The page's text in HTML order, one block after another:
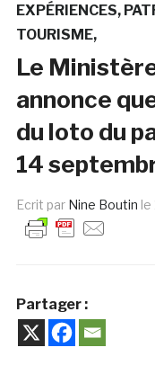
EXPÉRIENCES
TOURISME
Le
annonce
du loto du
14
Ecrit par Nine Boutin le
Partager :